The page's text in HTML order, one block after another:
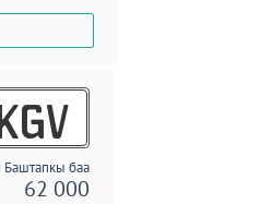
KGV
Баштапкы баа
62 000